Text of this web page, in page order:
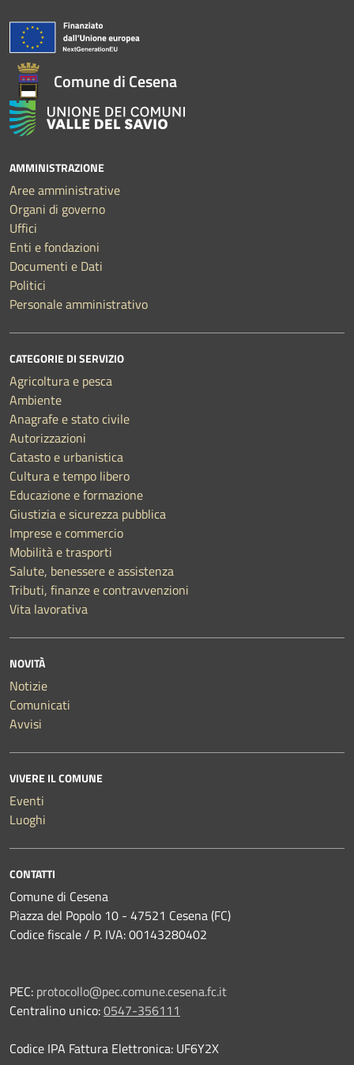
Comune di Cesena
AMMINISTRAZIONE
Aree amministrative
Organi di governo
Uffici
Enti e fondazioni
Documenti e Dati
Politici
Personale amministrativo
CATEGORIE DI SERVIZIO
Agricoltura e pesca
Ambiente
Anagrafe e stato civile
Autorizzazioni
Catasto e urbanistica
Cultura e tempo libero
Educazione e formazione
Giustizia e sicurezza pubblica
Imprese e commercio
Mobilità e trasporti
Salute, benessere e assistenza
Tributi, finanze e contravvenzioni
Vita lavorativa
NOVITÀ
Notizie
Comunicati
Avvisi
VIVERE IL COMUNE
Eventi
Luoghi
CONTATTI
Comune di Cesena
Piazza del Popolo 10 - 47521 Cesena (FC)
Codice fiscale / P. IVA: 00143280402
PEC: protocollo@pec.comune.cesena.fc.it
Centralino unico:0547-356111
Codice IPA Fattura Elettronica: UF6Y2X